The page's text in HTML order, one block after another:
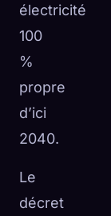
électricité
100
%
propre
d’ici
2040.
Le
décret